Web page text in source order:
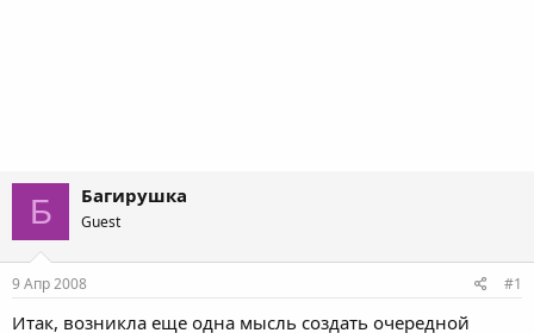
Б Багирушка
Guest
9 Апр 2008 #1
Итак, возникла еще одна мысль создать очередной